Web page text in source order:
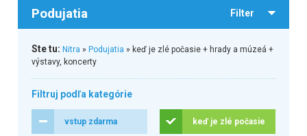
Podujatia Filter
Ste tu: Nitra » Podujatia » keď je zlé počasie + hrady a múzeá +
výstavy, koncerty
Filtruj podľa kategórie
vstup zdarma keď je zlé počasie